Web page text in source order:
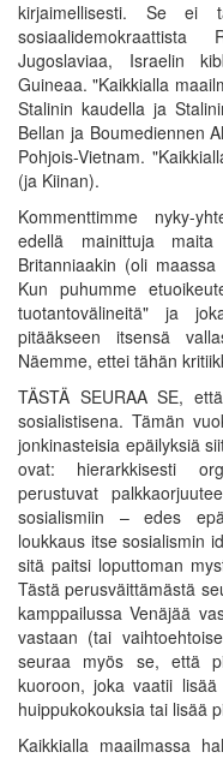
kirjaimellisesti. Se ei
Jugoslaviaa, Israelin
Guineaa. "Kaikkialla
Stalinin kaudella ja
Bellan ja Boumediennen
Pohjois-Vietnam.
(ja Kiinan).
Kommenttimme nyky-
edellä mainittuja
Britanniaakin (oli
Kun puhumme
tuotantovälineitä" ja
pitääkseen itsensä
Näemme, ettei tähän
TÄSTÄ SEURAA SE,
sosialistisena. Tämän
jonkinasteisia epäilyksiä
ovat: hierarkkisesti
perustuvat
sosialismiin – edes
loukkaus itse sosialismin
sitä paitsi loputtoman
Tästä perusväittämästä
kamppailussa Venäjää
vastaan (tai
seuraa myös se, että
kuoroon, joka vaatii
huippukokouksia tai lisää
Kaikkialla maailmassa